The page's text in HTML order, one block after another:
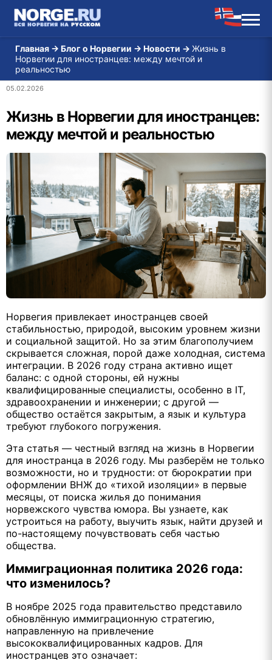
Главная → Блог о Норвегии → Новости → Жизнь в
Норвегии для иностранцев: между мечтой и
реальностью
05.02.2026
Жизнь в Норвегии для иностранцев:
между мечтой и реальностью
Норвегия привлекает иностранцев своей
стабильностью, природой, высоким уровнем жизни
и социальной защитой. Но за этим благополучием
скрывается сложная, порой даже холодная, система
интеграции. В 2026 году страна активно ищет
баланс: с одной стороны, ей нужны
квалифицированные специалисты, особенно в IT,
здравоохранении и инженерии; с другой —
общество остаётся закрытым, а язык и культура
требуют глубокого погружения.
Эта статья — честный взгляд на жизнь в Норвегии
для иностранца в 2026 году. Мы разберём не только
возможности, но и трудности: от бюрократии при
оформлении ВНЖ до «тихой изоляции» в первые
месяцы, от поиска жилья до понимания
норвежского чувства юмора. Вы узнаете, как
устроиться на работу, выучить язык, найти друзей и
по-настоящему почувствовать себя частью
общества.
Иммиграционная политика 2026 года:
что изменилось?
В ноябре 2025 года правительство представило
обновлённую иммиграционную стратегию,
направленную на привлечение
высококвалифицированных кадров. Для
иностранцев это означает: